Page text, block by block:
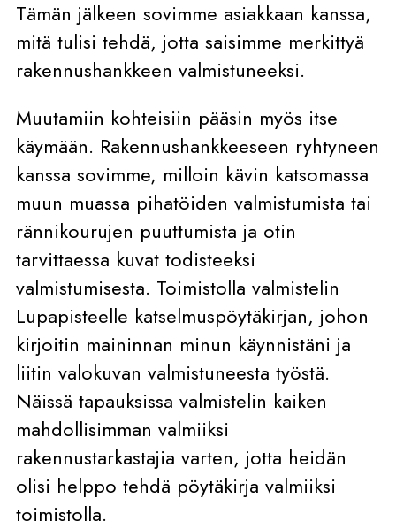
Tämän jälkeen sovimme asiakkaan kanssa,
mitä tulisi tehdä, jotta saisimme merkittyä
rakennushankkeen valmistuneeksi.
Muutamiin kohteisiin pääsin myös itse
käymään. Rakennushankkeeseen ryhtyneen
kanssa sovimme, milloin kävin katsomassa
muun muassa pihatöiden valmistumista tai
rännikourujen puuttumista ja otin
tarvittaessa kuvat todisteeksi
valmistumisesta. Toimistolla valmistelin
Lupapisteelle katselmuspöytäkirjan, johon
kirjoitin maininnan minun käynnistäni ja
liitin valokuvan valmistuneesta työstä.
Näissä tapauksissa valmistelin kaiken
mahdollisimman valmiiksi
rakennustarkastajia varten, jotta heidän
olisi helppo tehdä pöytäkirja valmiiksi
toimistolla.